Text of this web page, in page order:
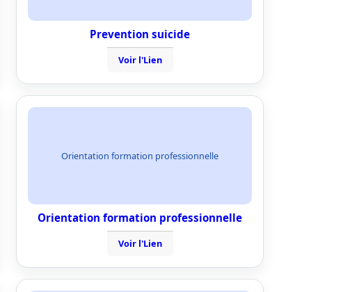
Prevention suicide
Voir l'Lien
Orientation formation professionnelle
Orientation formation professionnelle
Voir l'Lien